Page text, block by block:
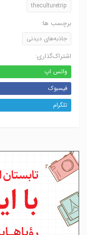
theculturetrip
برچسب ها:
جاذبه‌های دیدنی
اشتراک‌گذاری:
واتس اپ
فیسبوک
تلگرام